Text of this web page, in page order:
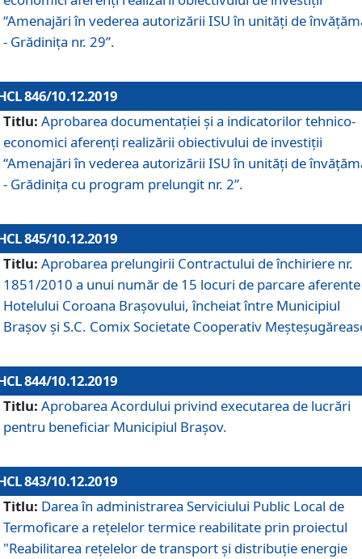
“Amenajări în vederea autorizării ISU în unități de
- Grădinița nr. 29”.
846/10.12.2019
Titlu: Aprobarea documentației și a indicatorilor tehnico-
economici aferenți realizării obiectivului de investiții
“Amenajări în vederea autorizării ISU în unități de
- Grădinița cu program prelungit nr. 2”.
845/10.12.2019
Titlu: Aprobarea prelungirii Contractului de închiriere nr.
1851/2010 a unui număr de 15 locuri de parcare aferente
Hotelului Coroana Brașovului, încheiat între Municipiul
Braşov şi S.C. Comix Societate Cooperativ
844/10.12.2019
Titlu: Aprobarea Acordului privind executarea de lucrări
pentru beneficiar Municipiul Brașov.
843/10.12.2019
Titlu: Darea în administrarea Serviciului Public Local de
Termoficare a rețelelor termice reabilitate prin proiectul
"Reabilitarea reţelelor de transport şi distribuţie energie